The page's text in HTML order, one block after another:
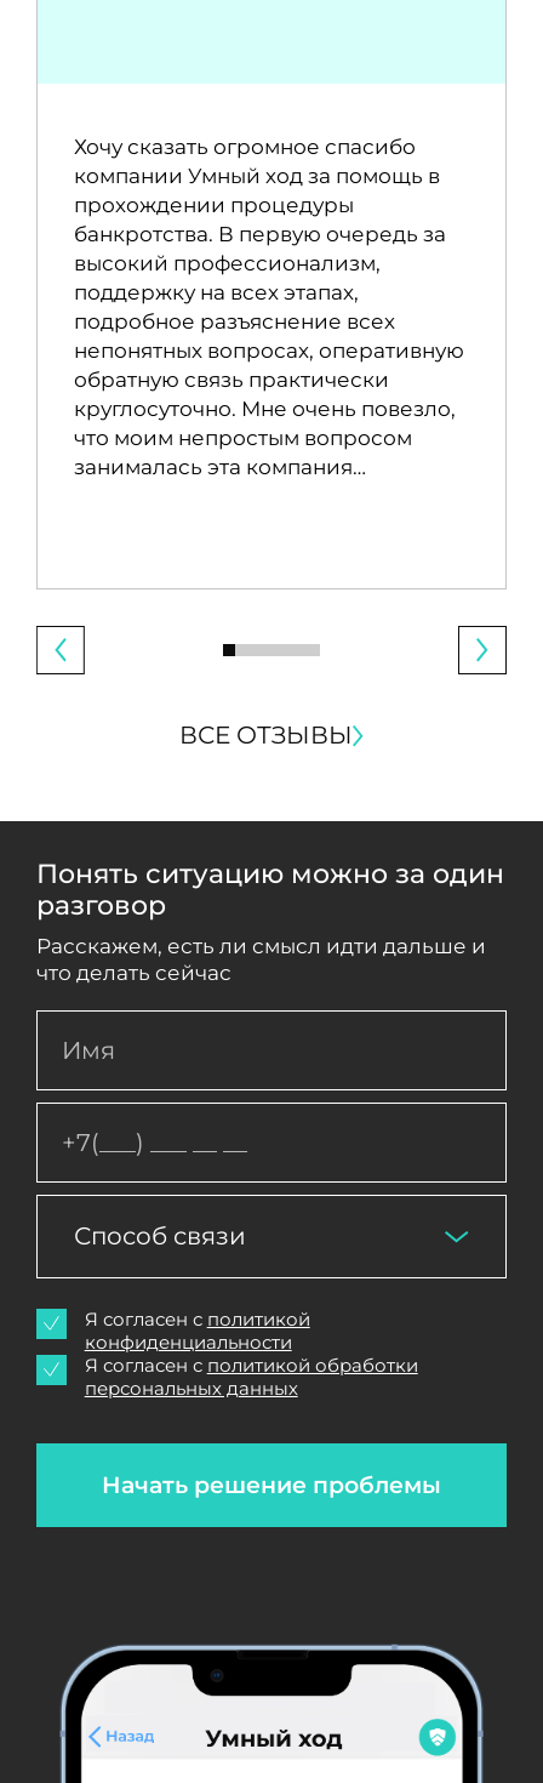
Хочу сказать огромное спасибо
компании Умный ход за помощь в
прохождении процедуры
банкротства. В первую очередь за
высокий профессионализм,
поддержку на всех этапах,
подробное разъяснение всех
непонятных вопросах, оперативную
обратную связь практически
круглосуточно. Мне очень повезло,
что моим непростым вопросом
занималась эта компания…
ВСЕ ОТЗЫВЫ
Понять ситуацию можно за один
разговор
Расскажем, есть ли смысл идти дальше и
что делать сейчас
Способ связи
Начать решение проблемы
Я согласен с политикой
конфиденциальности
Я согласен с политикой обработки
персональных данных